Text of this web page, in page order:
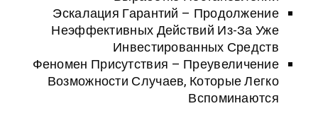
Эскалация Гарантий –
Неэффективных Действий Из-
Инвестированных
Феномен Присутствия –
Возможности Случаев, Которые